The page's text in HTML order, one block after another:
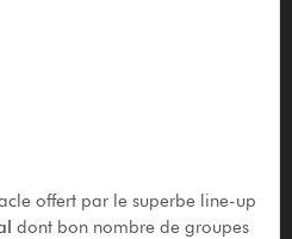
offert par le superbe line-up
dont bon nombre de groupes